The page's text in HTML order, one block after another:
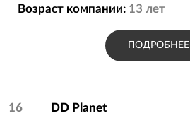
Возраст компании: 13 лет
ПОДРОБНЕЕ
16 DD Planet